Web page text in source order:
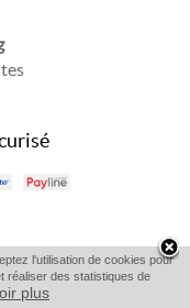
l'utilisation de cookies pour
réaliser des statistiques de
plus